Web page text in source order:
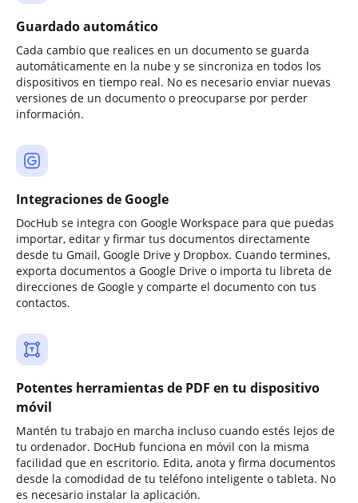
Guardado automático
Cada cambio que realices en un documento se guarda
automáticamente en la nube y se sincroniza en todos los
dispositivos en tiempo real. No es necesario enviar nuevas
versiones de un documento o preocuparse por perder
información.
Integraciones de Google
DocHub se integra con Google Workspace para que puedas
importar, editar y firmar tus documentos directamente
desde tu Gmail, Google Drive y Dropbox. Cuando termines,
exporta documentos a Google Drive o importa tu libreta de
direcciones de Google y comparte el documento con tus
contactos.
Potentes herramientas de PDF en tu dispositivo
móvil
Mantén tu trabajo en marcha incluso cuando estés lejos de
tu ordenador. DocHub funciona en móvil con la misma
facilidad que en escritorio. Edita, anota y firma documentos
desde la comodidad de tu teléfono inteligente o tableta. No
es necesario instalar la aplicación.